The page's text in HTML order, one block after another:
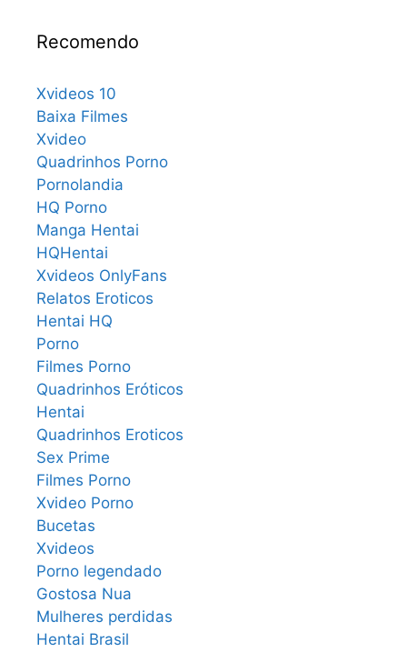
Recomendo
Xvideos 10
Baixa Filmes
Xvideo
Quadrinhos Porno
Pornolandia
HQ Porno
Manga Hentai
HQHentai
Xvideos OnlyFans
Relatos Eroticos
Hentai HQ
Porno
Filmes Porno
Quadrinhos Eróticos
Hentai
Quadrinhos Eroticos
Sex Prime
Filmes Porno
Xvideo Porno
Bucetas
Xvideos
Porno legendado
Gostosa Nua
Mulheres perdidas
Hentai Brasil